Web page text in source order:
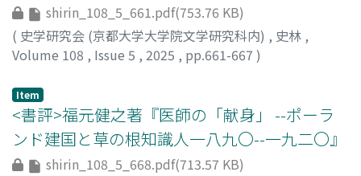
shirin_108_5_661.pdf(753.76 KB)
( 史学研究会 (京都大学大学院文学研究科内) , 史林 ,
Volume 108 , Issue 5 , 2025 , pp.661-667 )
Item
<書評>福元健之著『医師の「献身」 --ポーラ
ンド建国と草の根知識人一八九〇--一九二〇』
shirin_108_5_668.pdf(713.57 KB)